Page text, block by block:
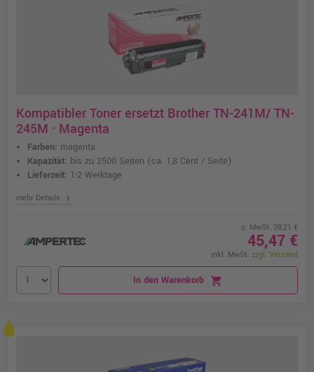
Kompatibler Toner ersetzt Brother TN-241M/ TN-
245M · Magenta
Farben: magenta
Kapazität: bis zu 2500 Seiten (ca. 1,8 Cent / Seite)
Lieferzeit: 1-2 Werktage
mehr Details chevron_right
o. MwSt. 38,21 €
45,47 €
inkl. MwSt. zzgl. Versand
In den Warenkorb shopping_cart